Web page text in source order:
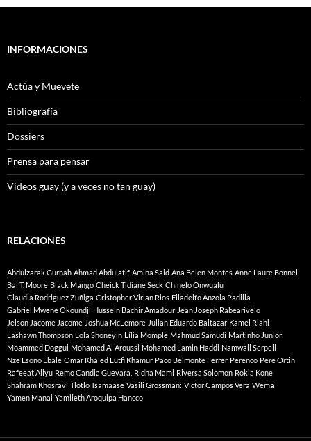
INFORMACIONES
Actúa y Muevete
Bibliografía
Dossiers
Prensa para pensar
Videos guay (y a veces no tan guay)
RELACIONES
Abdulzarak Gurnah Ahmad Abdulatif Amina Said Ana Belen Montes Anne Laure Bonnel
Bai T. Moore Black Mango Cheick Tidiane Seck Chinelo Onwualu
Claudia Rodriguez Zuñiga Cristopher Virlan Rios Filadelfo Anzola Padilla
Gabriel Mwene Okoundji Hussein Bachir Amadour Jean Joseph Rabearivelo
Jeison Jacome Jacome Joshua McLemore Julian Eduardo Baltazar Kamel Riahi
Lashawn Thompson Lola Shoneyin Lília Momple Mahmud Samudi Martinho Junior
Moammed Doggui Mohamed Al Aroussi Mohamed Lamin Haddi Namwall Serpell
Nze Esono Ebale Omar Khaled Lutfi Khamur Paco Belmonte Ferrer Perenco Pere Ortin
Rafeeat Aliyu Remo Candia Guevara. Ridha Mami Riversa Solomon Rokia Kone
Shahram Khosravi Tlotlo Tsamaase Vasili Grossman: Víctor Campos Vera Wema
Yamen Manai Yamileth Aroquipa Hancco